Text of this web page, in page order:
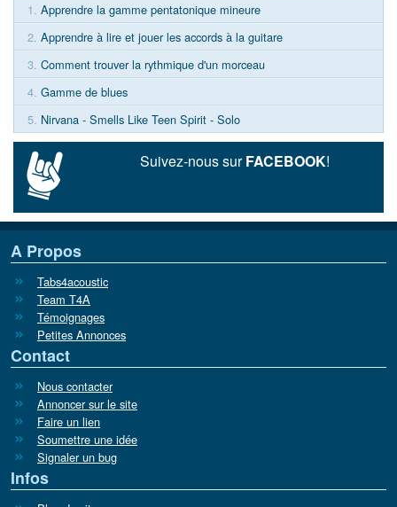
1. Apprendre la gamme pentatonique mineure
2. Apprendre à lire et jouer les accords à la guitare
3. Comment trouver la rythmique d'un morceau
4. Gamme de blues
5. Nirvana - Smells Like Teen Spirit - Solo
Suivez-nous surFACEBOOK!
A Propos
Tabs4acoustic
Team T4A
Témoignages
Petites Annonces
Contact
Nous contacter
Annoncer sur le site
Faire un lien
Soumettre une idée
Signaler un bug
Infos